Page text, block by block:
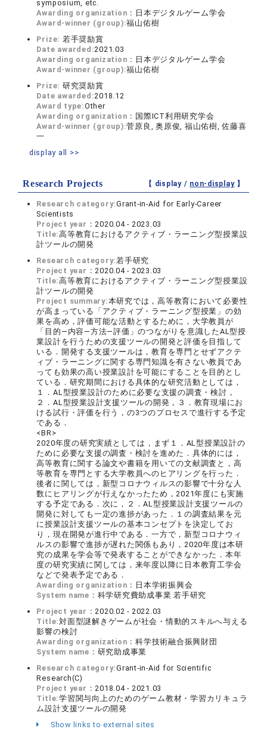
symposium, etc.
Awarding organization： 日本デジタルゲーム学会
Award-winner (group):福山佑樹
Prize: 若手奨励賞
Date awarded:2021.03
Awarding organization： 日本デジタルゲーム学会
Award-winner (group):福山佑樹
Prize: 研究奨励賞
Date awarded:2018.12
Award type:Other
Awarding organization： 国際ICT利用研究学会
Award-winner (group):菅原良, 奥原俊, 福山佑樹, 佐藤喜
一
display all >>
Research Projects 【 display / non-display】
Research category:Grant-in-Aid for Early-Career
Scientists
Project year： 2020.04 - 2023.03
Title:高等教育におけるアクティブ・ラーニング型授業設
計ツールの開発
Research category:若手研究
Project year： 2020.04 - 2023.03
Title:高等教育におけるアクティブ・ラーニング型授業設
計ツールの開発
Project summary:本研究では，高等教育において必要性
が高まっている「アクティブ・ラーニング型授業」の効
果を高め，評価可能な活動とするために，大学教員が
「目的―内容―方法―評価」のつながりを意識したAL型授
業設計を行うための支援ツールの開発と評価を目指して
いる．開発する支援ツールは，教育を専門とせずアクテ
ィブ・ラーニングに関する専門知識を有さない教員であ
っても効果の高い授業設計を可能にすることを目的とし
ている．研究期間における具体的な研究活動としては，
１．AL型授業設計のために必要な支援の調査・検討，
２．AL型授業設計支援ツールの開発，３．教育現場にお
ける試行・評価を行う，の3つのプロセスで進行する予定
である．
<BR>
2020年度の研究実績としては，まず１．AL型授業設計の
ために必要な支援の調査・検討を進めた．具体的には，
高等教育に関する論文や書籍を用いての文献調査と，高
等教育を専門とする大学教員へのヒアリングを行った．
後者に関しては，新型コロナウィルスの影響で十分な人
数にヒアリングが行えなかったため，2021年度にも実施
する予定である．次に，２．AL型授業設計支援ツールの
開発に対しても一定の進捗があった．１の調査結果を元
に授業設計支援ツールの基本コンセプトを決定してお
り，現在開発が進行中である．一方で，新型コロナウィ
ルスの影響で進捗が遅れた関係もあり，2020年度は本研
究の成果を学会等で発表することができなかった．本年
度の研究実績に関しては，来年度以降に日本教育工学会
などで発表予定である．
Awarding organization： 日本学術振興会
System name： 科学研究費助成事業 若手研究
Project year： 2020.02 - 2022.03
Title:対面型謎解きゲームが社会・情動的スキルへ与える
影響の検討
Awarding organization：科学技術融合振興財団
System name： 研究助成事業
Research category:Grant-in-Aid for Scientific
Research(C)
Project year： 2018.04 - 2021.03
Title:学習関与向上のためのゲーム教材・学習カリキュラ
ム設計支援ツールの開発
Show links to external sites